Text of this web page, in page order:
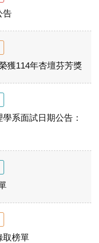
告
獲114年杏壇芬芳獎
系面試日期公告：
取榜單